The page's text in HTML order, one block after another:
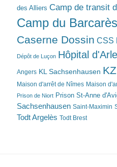
des Alliers Camp de transit
Camp du Barcarès
Caserne Dossin CSS
Dépôt de Luçon Hôpital
Angers KL Sachsenhausen
Maison d'arrêt de Nîmes Maison
Prison de Niort Prison St-Anne
Sachsenhausen Saint-Maximin
Todt Argelès Todt Brest